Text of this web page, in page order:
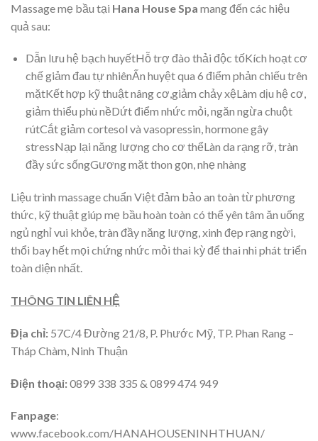
Massage mẹ bầu tại Hana House Spa mang đến các hiệu
quả sau:
Dẫn lưu hệ bạch huyếtHỗ trợ đào thải độc tốKích hoạt cơ
chế giảm đau tự nhiênẤn huyệt qua 6 điểm phản chiếu trên
mặtKết hợp kỹ thuật nâng cơ,giảm chảy xệLàm dịu hệ cơ,
giảm thiểu phù nềDứt điểm nhức mỏi, ngăn ngừa chuột
rútCắt giảm cortesol và vasopressin, hormone gây
stressNạp lại năng lượng cho cơ thểLàn da rạng rỡ, tràn
đầy sức sốngGương mặt thon gọn, nhẹ nhàng
Liệu trình massage chuẩn Việt đảm bảo an toàn từ phương
thức, kỹ thuật giúp mẹ bầu hoàn toàn có thể yên tâm ăn uống
ngủ nghỉ vui khỏe, tràn đầy năng lượng, xinh đẹp rạng ngời,
thổi bay hết mọi chứng nhức mỏi thai kỳ để thai nhi phát triển
toàn diện nhất.
THÔNG TIN LIÊN HỆ
Địa chỉ: 57C/4 Đường 21/8, P. Phước Mỹ, TP. Phan Rang –
Tháp Chàm, Ninh Thuận
Điện thoại:0899 338 335 & 0899 474 949
Fanpage:
www.facebook.com/HANAHOUSENINHTHUAN/